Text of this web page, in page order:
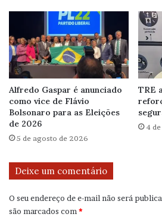
Alfredo Gaspar é anunciado
como vice de Flávio
Bolsonaro para as Eleições
de 2026
5 de agosto de 2026
TRE
4
Deixe um comentário
O seu endereço de e-mail não será
são marcados com*